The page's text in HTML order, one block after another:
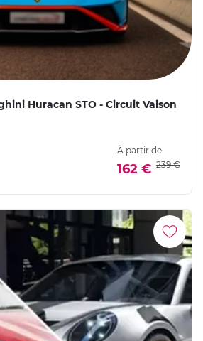
Huracan STO - Circuit Vaison
À partir de
162 € 239 €